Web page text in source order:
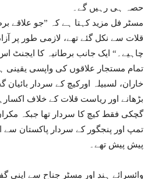
حصہ ہی رہیں گے۔
مسٹر فل مزید کہتا ہے کہ ”جو علاقے
قلات سے نکل گئے تھے، لازمی طور پر
چاہیے۔“ ایک جانب برطانیہ کا ایجنٹ اس
تمام مستجار علاقوں کی واپسی یقینی
خاران، لسبیلہ اورکیچ کے سردار
بڑھانے اور ریاست قلات کے خلاف
گچکی فقط کیچ کا سردار تھا جبکہ
تمپ اور پنجگور کے سردار پاکستان
پیش پیش تھے۔
وائسرائے ہند اور مسٹر جناح سے اپنی